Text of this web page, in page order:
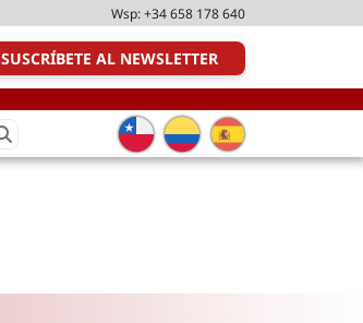
Wsp:+34 658 178 640
SUSCRÍBETE AL NEWSLETTER